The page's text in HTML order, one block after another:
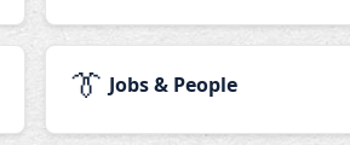
👔 Jobs & People